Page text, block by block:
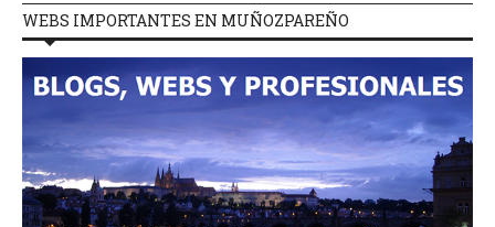
WEBS IMPORTANTES EN MUÑOZPAREÑO